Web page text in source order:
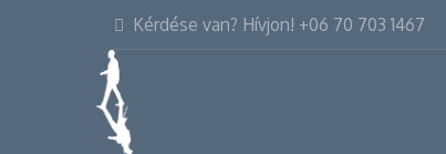
Kérdése van? Hívjon! +06 70 703 1467